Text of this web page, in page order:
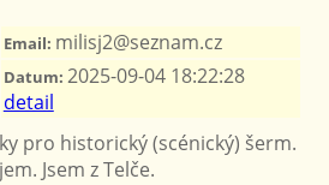
Email: milisj2@seznam.cz
Datum: 2025-09-04 18:22:28
detail
pro historický (scénický) šerm.
Jsem z Telče.